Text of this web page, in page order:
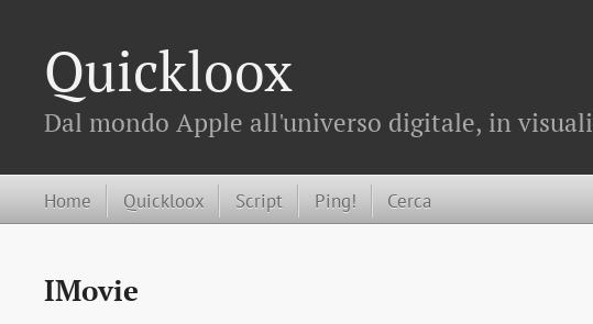
Quickloox
Dal mondo Apple all'universo digitale, in
Home Quickloox Script Ping! Cerca
IMovie